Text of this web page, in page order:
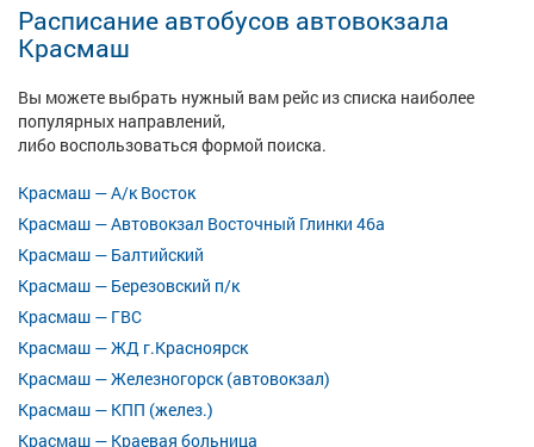
Расписание автобусов автовокзала
Красмаш
Вы можете выбрать нужный вам рейс из списка наиболее
популярных направлений,
либо воспользоваться формой поиска.
Красмаш — А/к Восток
Красмаш — Автовокзал Восточный Глинки 46а
Красмаш — Балтийский
Красмаш — Березовский п/к
Красмаш — ГВС
Красмаш — ЖД г.Красноярск
Красмаш — Железногорск (автовокзал)
Красмаш — КПП (желез.)
Красмаш — Краевая больница